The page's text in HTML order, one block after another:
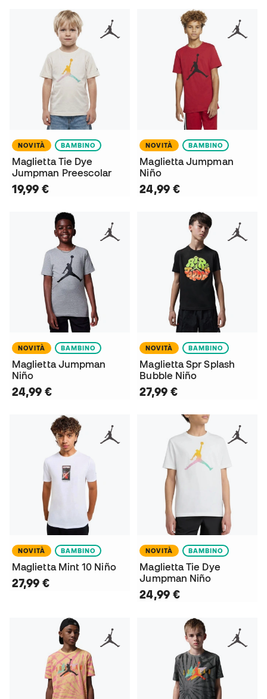
NOVITÀ BAMBINO
Maglietta Tie Dye
Jumpman Preescolar
19,99 €
NOVITÀ BAMBINO
Maglietta Jumpman
Niño
24,99 €
NOVITÀ BAMBINO
Maglietta Jumpman
Niño
24,99 €
NOVITÀ BAMBINO
Maglietta Spr Splash
Bubble Niño
27,99 €
NOVITÀ BAMBINO
Maglietta Mint 10 Niño
27,99 €
NOVITÀ BAMBINO
Maglietta Tie Dye
Jumpman Niño
24,99 €